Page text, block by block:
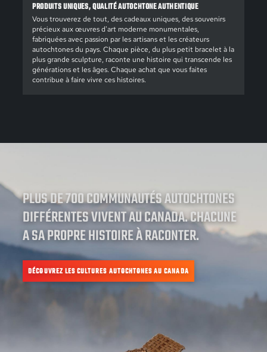
PRODUITS UNIQUES, QUALITÉ AUTOCHTONE AUTHENTIQUE
Vous trouverez de tout, des cadeaux uniques, des souvenirs
précieux aux œuvres d'art moderne monumentales,
fabriquées avec passion par les artisans et les créateurs
autochtones du pays. Chaque pièce, du plus petit bracelet à la
plus grande sculpture, raconte une histoire qui transcende les
générations et les âges. Chaque achat que vous faites
contribue à faire vivre ces histoires.
PLUS DE 700 COMMUNAUTÉS AUTOCHTONES
DIFFÉRENTES VIVENT AU CANADA. CHACUNE
A SA PROPRE HISTOIRE À RACONTER.
DÉCOUVREZ LES CULTURES AUTOCHTONES AU CANADA